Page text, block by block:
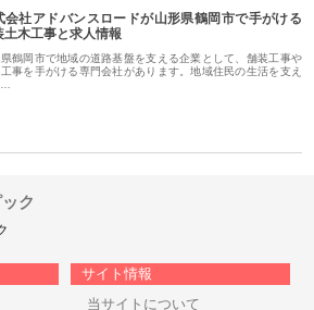
会社アドバンスロードが山形県鶴岡市で手がける
土木工事と求人情報
鶴岡市で地域の道路基盤を支える企業として、舗装工事や
事を手がける専門会社があります。地域住民の生活を支え
ク
サイト情報
当サイトについて